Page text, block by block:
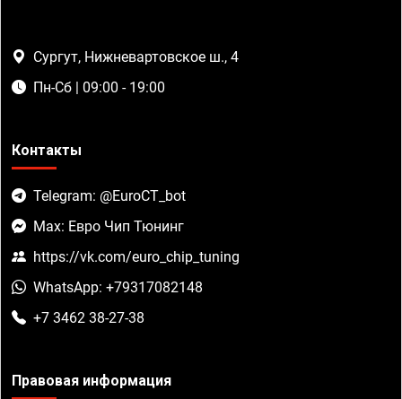
Сургут, Нижневартовское ш., 4
Пн-Сб | 09:00 - 19:00
Контакты
Telegram: @EuroCT_bot
Max: Евро Чип Тюнинг
https://vk.com/euro_chip_tuning
WhatsApp: +79317082148
+7 3462 38-27-38
Правовая информация